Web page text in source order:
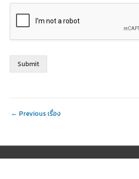
Submit
← Previous เรื่อง